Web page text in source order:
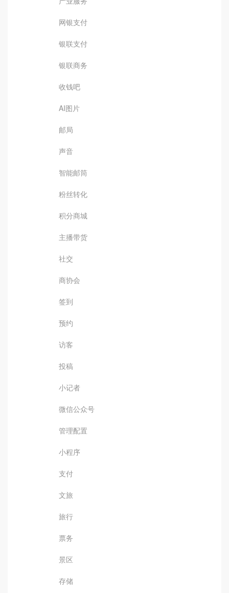
网银支付
银联支付
银联商务
收钱吧
AI图片
邮局
声音
智能邮筒
粉丝转化
积分商城
主播带货
社交
商协会
签到
预约
访客
投稿
小记者
微信公众号
管理配置
小程序
支付
文旅
旅行
票务
景区
存储